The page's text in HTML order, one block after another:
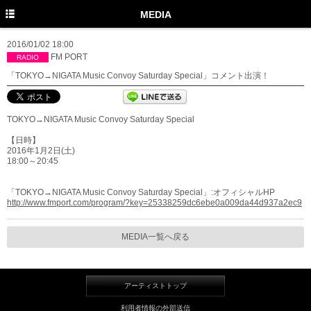
MEDIA
2016/01/02 18:00
RADIO
FM PORT
「TOKYO→NIGATA Music Convoy Saturday Special」コメント出演！
TOKYO→NIGATA Music Convoy Saturday Special
【日時】
2016年1月2日(土)
18:00～20:45
「TOKYO→NIGATA Music Convoy Saturday Special」:オフィシャルHP
http://www.fmport.com/program/?key=25338259dc6ebe0a009da44d937a2ec9
MEDIA一覧へ戻る
アーティストトップ
利用者情報の外部送信
PROFILE
MEDIA
LIVE
DISCOGRAPHY
GOODS
Twitter